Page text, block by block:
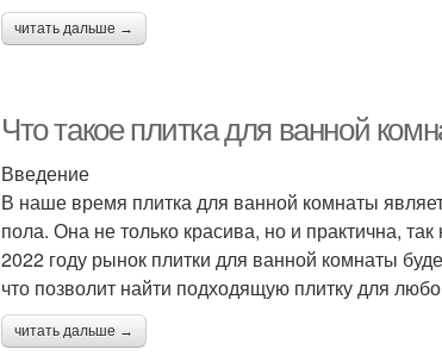
читать дальше →
Что такое плитка для ванной
Введение
В наше время плитка для ванной комнаты
пола. Она не только красива, но и практична,
2022 году рынок плитки для ванной комнаты
что позволит найти подходящую плитку для
читать дальше →